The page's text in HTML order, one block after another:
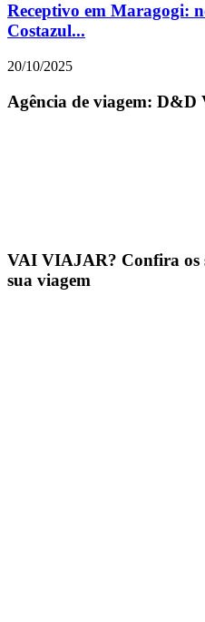
Receptivo em Maragogi:
Costazul...
20/10/2025
Agência de viagem: D&D
VAI VIAJAR? Confira os
sua viagem